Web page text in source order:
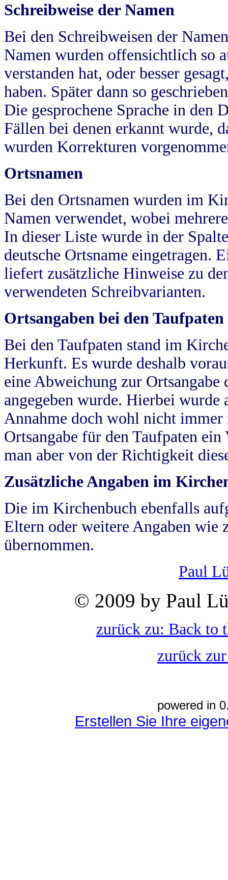
Schreibweise der Namen
Bei den Schreibweisen der
Namen wurden offensichtlich so
verstanden hat, oder besser
haben. Später dann so
Die gesprochene Sprache in
Fällen bei denen erkannt wurde,
wurden Korrekturen
Ortsnamen
Bei den Ortsnamen wurden im
Namen verwendet, wobei
In dieser Liste wurde in der
deutsche Ortsname eingetragen.
liefert zusätzliche Hinweise zu
verwendeten Schreibvarianten.
Ortsangaben bei den Taufpaten
Bei den Taufpaten stand im
Herkunft. Es wurde deshalb
eine Abweichung zur
angegeben wurde. Hierbei wurde
Annahme doch wohl nicht
Ortsangabe für den Taufpaten
man aber von der Richtigkeit
Zusätzliche Angaben im
Die im Kirchenbuch ebenfalls
Eltern oder weitere Angaben wie
übernommen.
Paul
© 2009 by Paul
zurück zu: Back to
zurück
powered in
Erstellen Sie Ihre